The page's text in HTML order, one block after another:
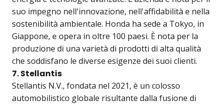
suo impegno nell'innovazione, nell'affidabilità e nella
sostenibilità ambientale. Honda ha sede a Tokyo, in
Giappone, e opera in oltre 100 paesi. È nota per la
produzione di una varietà di prodotti di alta qualità
che soddisfano le diverse esigenze dei suoi clienti.
7. Stellantis
Stellantis N.V., fondata nel 2021, è un colosso
automobilistico globale risultante dalla fusione di